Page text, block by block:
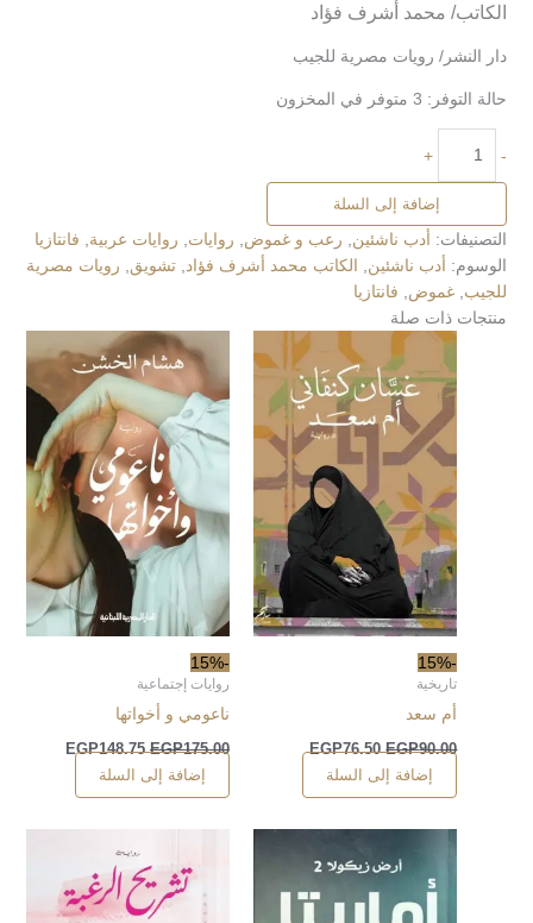
الكاتب/ محمد أشرف فؤاد
دار النشر/ رويات مصرية للجيب
حالة التوفر: 3 متوفر في المخزون
-
+
إضافة إلى السلة
التصنيفات: أدب ناشئين رعب و غموض روايات روايات عربية
فانتازيا
الوسوم: أدب ناشئين الكاتب محمد أشرف فؤاد تشويق
رويات مصرية
للجيب غموض
فانتازيا
منتجات ذات صلة
-15%
تاريخية
أم سعد
EGP90.00
EGP76.50
إضافة إلى السلة
-15%
روايات إجتماعية
ناعومي و أخواتها
EGP175.00
EGP148.75
إضافة إلى السلة